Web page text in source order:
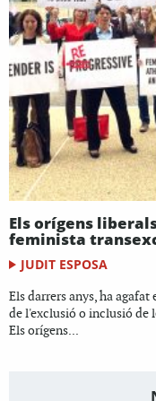
Els orígens
feminista
JUDIT ESPOSA
Els darrers anys, ha
de l'exclusió o inclusió de
Els orígens...